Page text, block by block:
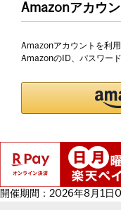
Amazonアカウ
Amazonアカウントを利
AmazonのID、パスワー
開催期間：2026年8月1